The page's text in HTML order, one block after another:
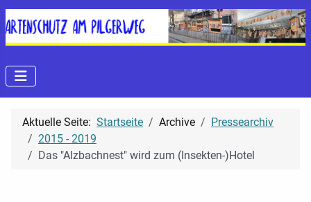
Aktuelle Seite: Startseite Archive
Pressearchiv
2015 - 2019
Das "Alzbachnest" wird zum (Insekten-)Hotel